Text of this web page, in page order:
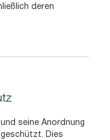
deren
seine Anordnung
Dies